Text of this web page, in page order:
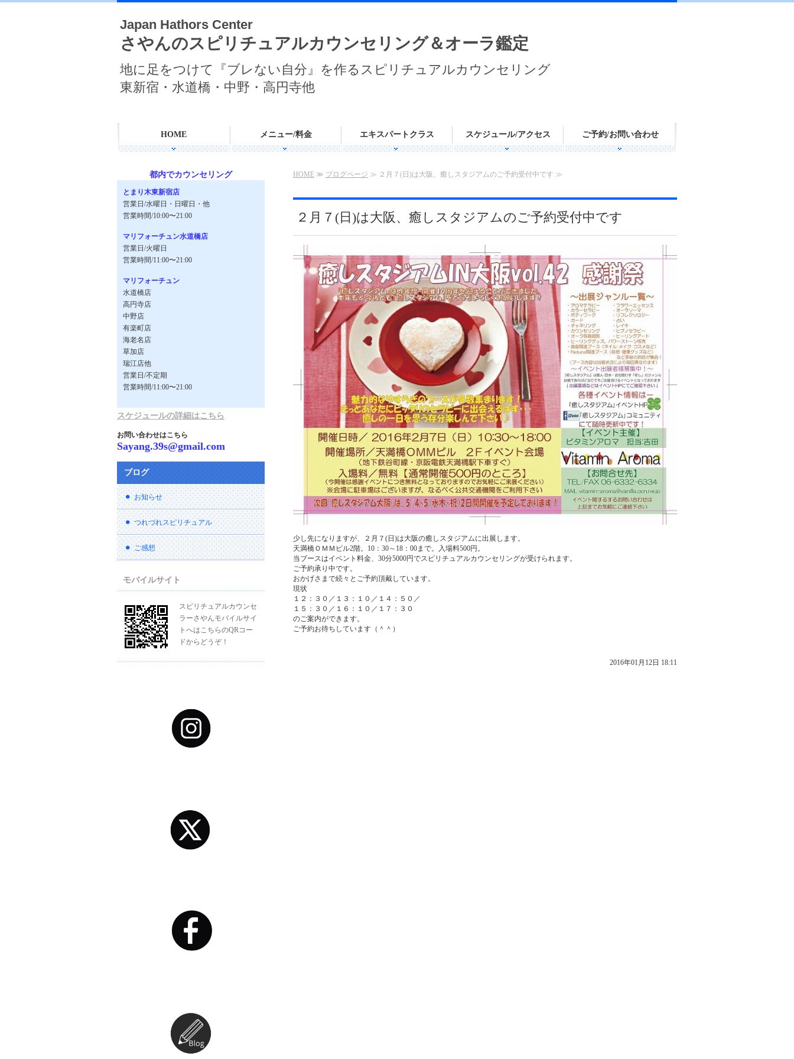
Japan Hathors Center
さやんのスピリチュアルカウンセリング＆オーラ鑑定
地に足をつけて『ブレない自分』を作るスピリチュアルカウンセリング
東新宿・水道橋・中野・高円寺他
HOME メニュー/料金 エキスパートクラス スケジュール/アクセス ご予約/お問い合わせ
HOME ≫ ブログページ ≫ ２月７(日)は大阪、癒しスタジアムのご予約受付中です ≫
２月７(日)は大阪、癒しスタジアムのご予約受付中です
少し先になりますが、２月７(日)は大阪の癒しスタジアムに出展します。
天満橋ＯＭＭビル2階。10：30～18：00まで。入場料500円。
当ブースはイベント料金、30分5000円でスピリチュアルカウンセリングが受けられます。
ご予約承り中です。
おかげさまで続々とご予約頂戴しています。
現状
１２：３０／１３：１０／１４：５０／
１５：３０／１６：１０／１７：３０
のご案内ができます。
ご予約お待ちしています（＾＾）
2016年01月12日 18:11
都内でカウンセリング
とまり木東新宿店
営業日/水曜日・日曜日・他
営業時間/10:00〜21:00
マリフォーチュン水道橋店
営業日/火曜日
営業時間/11:00〜21:00
マリフォーチュン
水道橋店
高円寺店
中野店
有楽町店
海老名店
草加店
瑞江店他
営業日/不定期
営業時間/11:00〜21:00
スケジュールの詳細はこちら
お問い合わせはこちら
Sayang.39s@gmail.com
ブログ
お知らせ
つれづれスピリチュアル
ご感想
モバイルサイト
スピリチュアルカウンセ
ラーさやんモバイルサイ
トへはこちらのQRコー
ドからどうぞ！